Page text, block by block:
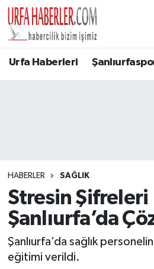
Urfa Haberleri
HABERLER SAĞLIK
Stresin Şifreleri
Şanlıurfa’da
Şanlıurfa’da sağlık
eğitimi verildi.
Şanlıurfa Nöbetçi
Tüm Manşetler
Son Dakika Haberleri
Haber Arşivi